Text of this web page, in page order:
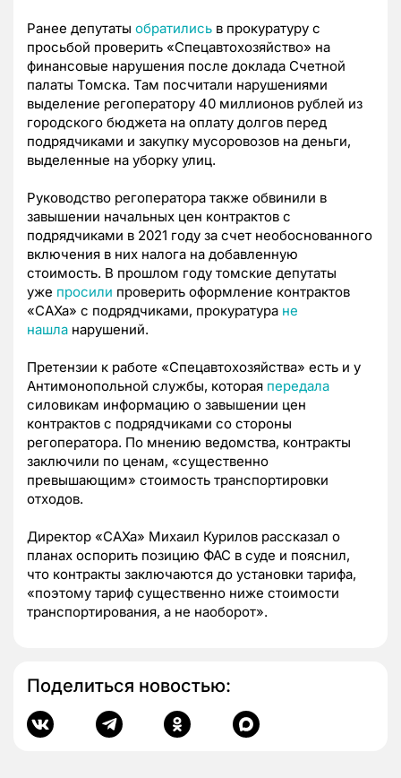
Ранее депутаты обратились в прокуратуру с
просьбой проверить «Спецавтохозяйство» на
финансовые нарушения после доклада Счетной
палаты Томска. Там посчитали нарушениями
выделение регоператору 40 миллионов рублей из
городского бюджета на оплату долгов перед
подрядчиками и закупку мусоровозов на деньги,
выделенные на уборку улиц.
Руководство регоператора также обвинили в
завышении начальных цен контрактов с
подрядчиками в 2021 году за счет необоснованного
включения в них налога на добавленную
стоимость. В прошлом году томские депутаты
уже просили проверить оформление контрактов
«САХа» с подрядчиками, прокуратура не
нашла нарушений.
Претензии к работе «Спецавтохозяйства» есть и у
Антимонопольной службы, которая передала
силовикам информацию о завышении цен
контрактов с подрядчиками со стороны
регоператора. По мнению ведомства, контракты
заключили по ценам, «существенно
превышающим» стоимость транспортировки
отходов.
Директор «САХа» Михаил Курилов рассказал о
планах оспорить позицию ФАС в суде и пояснил,
что контракты заключаются до установки тарифа,
«поэтому тариф существенно ниже стоимости
транспортирования, а не наоборот».
Поделиться новостью: